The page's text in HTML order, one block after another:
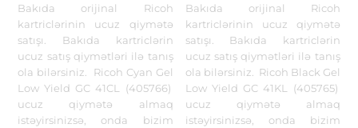
Bakıda orijinal Ricoh
kartriclərinin ucuz qiymətə
satışı. Bakıda kartriclərin
ucuz satış qiymətləri ilə tanış
ola bilərsiniz. Ricoh Cyan Gel
Low Yield GC 41CL (405766)
ucuz qiymətə almaq
istəyirsinizsə, onda bizim
Bakıda orijinal Ricoh
kartriclərinin ucuz qiymətə
satışı. Bakıda kartriclərin
ucuz satış qiymətləri ilə tanış
ola bilərsiniz. Ricoh Black Gel
Low Yield GC 41KL (405765)
ucuz qiymətə almaq
istəyirsinizsə, onda bizim